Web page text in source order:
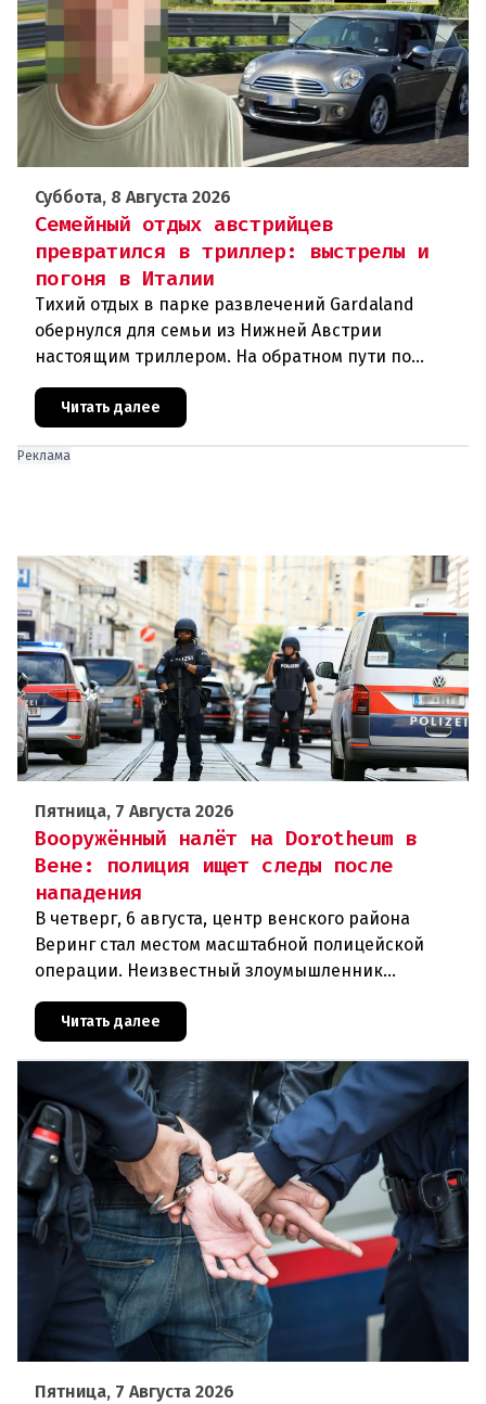
Суббота, 8 Августа 2026
Семейный отдых австрийцев
превратился в триллер: выстрелы и
погоня в Италии
Тихий отдых в парке развлечений Gardaland
обернулся для семьи из Нижней Австрии
настоящим триллером. На обратном пути по
автостраде между Вероной и Венецией их машина
подверглась обстрелу, за которым
Читать далее
Реклама
Пятница, 7 Августа 2026
Вооружённый налёт на Dorotheum в
Вене: полиция ищет следы после
нападения
В четверг, 6 августа, центр венского района
Веринг стал местом масштабной полицейской
операции. Неизвестный злоумышленник
совершил вооружённое нападение на филиал
знаменитого аукционного дома Dorotheu
Читать далее
Пятница, 7 Августа 2026